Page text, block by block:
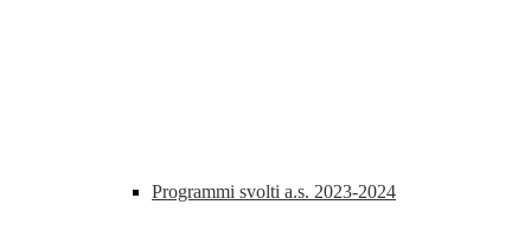
Programmi svolti a.s. 2023-2024